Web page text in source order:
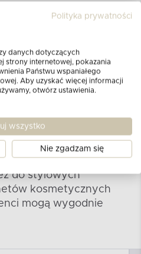
sofa ESPECTO - czy
który gwarantuje
jest świetną
idealnym stanie?
takie jak ekoskóra
stelaża. Dodatkowo
nogi, które dodają jej
przypadnie do
i prostych stylów.
pomieszczeń
do stylowych
kosmetycznych
mogą wygodnie
Polityka prywatności
danych dotyczących
strony internetowej, pokazania
Państwu wspaniałego
Aby uzyskać więcej informacji
otwórz ustawienia.
wszystko
Nie zgadzam się